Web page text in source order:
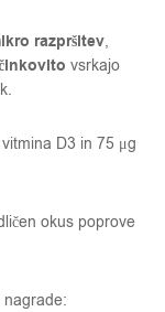
razpršitev,
vsrkajo
D3 in 75 μg
okus poprove
nagrade: